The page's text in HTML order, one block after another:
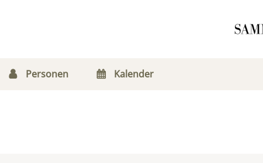
Personen Kalender